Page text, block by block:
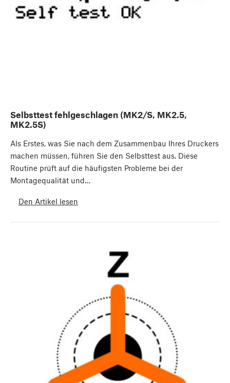
Selbsttest fehlgeschlagen (MK2/S, MK2.5,
MK2.5S)
Als Erstes, was Sie nach dem Zusammenbau Ihres Druckers
machen müssen, führen Sie den Selbsttest aus. Diese
Routine prüft auf die häufigsten Probleme bei der
Montagequalität und…
Den Artikel lesen